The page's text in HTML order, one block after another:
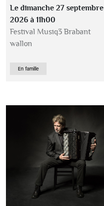
Le dimanche 27 septembre
2026 à 11h00
Festival Musiq3 Brabant
wallon
En famille